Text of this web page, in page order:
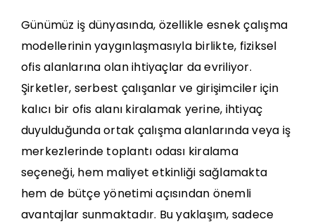
Günümüz iş dünyasında, özellikle esnek çalışma
modellerinin yaygınlaşmasıyla birlikte, fiziksel
ofis alanlarına olan ihtiyaçlar da evriliyor.
Şirketler, serbest çalışanlar ve girişimciler için
kalıcı bir ofis alanı kiralamak yerine, ihtiyaç
duyulduğundaortak çalışma alanlarındaveya iş
merkezlerinde toplantı odası kiralama
seçeneği, hem maliyet etkinliği sağlamakta
hem de bütçe yönetimi açısından önemli
avantajlar sunmaktadır. Bu yaklaşım, sadece